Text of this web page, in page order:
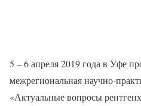
5 – 6 апреля 2019 года в Уфе
межрегиональная научно-
«Актуальные вопросы